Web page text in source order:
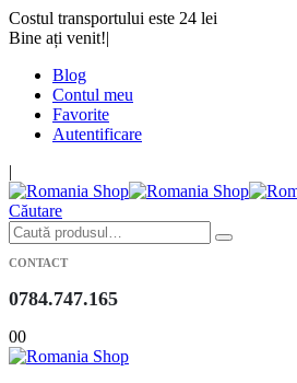
Costul transportului este 24 lei
Bine ați venit!|
Blog
Contul meu
Favorite
Autentificare
|
Căutare
CONTACT
0784.747.165
00